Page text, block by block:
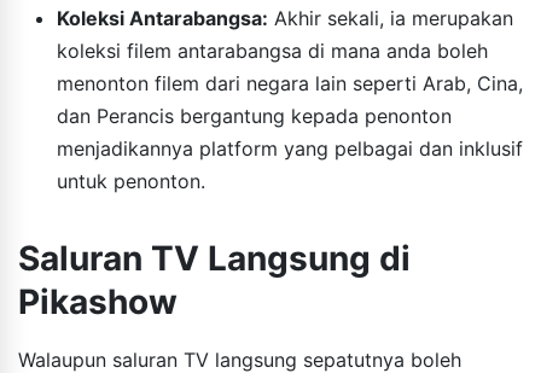
Koleksi Antarabangsa: Akhir sekali, ia merupakan
koleksi filem antarabangsa di mana anda boleh
menonton filem dari negara lain seperti Arab, Cina,
dan Perancis bergantung kepada penonton
menjadikannya platform yang pelbagai dan inklusif
untuk penonton.
Saluran TV Langsung di
Pikashow
Walaupun saluran TV langsung sepatutnya boleh